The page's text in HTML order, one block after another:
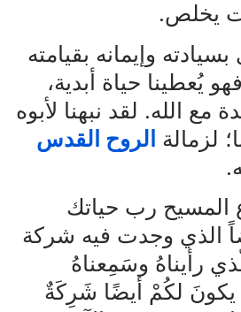
يخلص.
وإيمانه بقيامته
يُعطينا حياة أبدية،
مع الله. لقد نبهنا لأبوه
لزمالة الروح القدس
المسيح رب حياتك
الذي وجدت فيه شركة
رأيناهُ وسَمِعناهُ
يكونَ لكُمْ أيضًا شَرِكَةٌ